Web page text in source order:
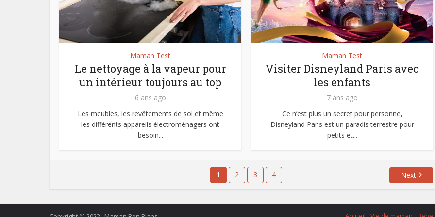
Maman Test
Le nettoyage à la vapeur pour
un intérieur toujours au top
6 ans ago
Les meubles, les revêtements de sol et même
les différents appareils électroménagers ont
besoin...
Maman Test
Visiter Disneyland Paris avec
les enfants
7 ans ago
Ce n’est plus un secret pour personne,
Disneyland Paris est un paradis terrestre pour
petits et...
1 2 3 4 Next